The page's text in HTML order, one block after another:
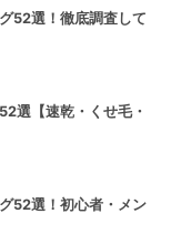
52選！徹底調査して
選【速乾・くせ毛・
52選！初心者・メン